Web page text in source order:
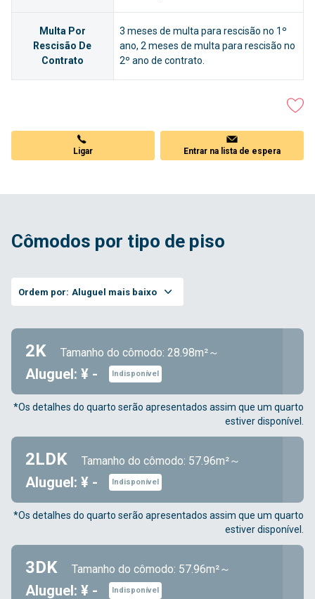
Multa Por
Rescisão De
Contrato
3 meses de multa para rescisão no 1º
ano, 2 meses de multa para rescisão no
2º ano de contrato.
Ligar Entrar na lista de espera
Cômodos por tipo de piso
Ordem por: Aluguel mais baixo
2K Tamanho do cômodo: 28.98m²～
Aluguel: ¥ - Indisponível
*Os detalhes do quarto serão apresentados assim que um quarto
estiver disponível.
2LDK Tamanho do cômodo: 57.96m²～
Aluguel: ¥ - Indisponível
*Os detalhes do quarto serão apresentados assim que um quarto
estiver disponível.
3DK Tamanho do cômodo: 57.96m²～
Aluguel: ¥ - Indisponível